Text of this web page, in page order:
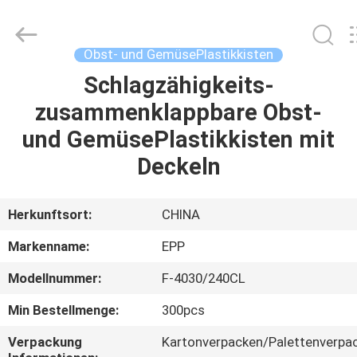
HAUSE
ÜBER
UNS
WERKSBESICHTIGUNG
QUALITÄTSKONTROLLE
Kisten
Supplier.
Material
Handing
ECER
Obst- und GemüsePlastikkisten
Schlagzähigkeits-
zusammenklappbare Obst-
und GemüsePlastikkisten mit
Deckeln
Herkunftsort:
CHINA
Markenname:
EPP
Modellnummer:
F-4030/240CL
Min Bestellmenge:
300pcs
Verpackung
Kartonverpacken/